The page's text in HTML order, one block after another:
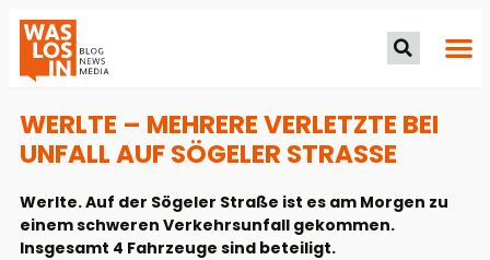
WERLTE – MEHRERE VERLETZTE BEI
UNFALL AUF SÖGELER STRASSE
Werlte. Auf der Sögeler Straße ist es am Morgen zu
einem schweren Verkehrsunfall gekommen.
Insgesamt 4 Fahrzeuge sind beteiligt.